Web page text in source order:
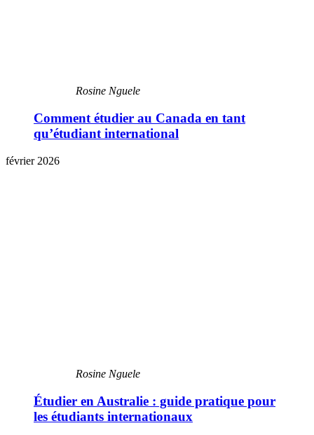
Rosine Nguele
Comment étudier au Canada en tant
qu’étudiant international
février 2026
Rosine Nguele
Étudier en Australie : guide pratique pour
les étudiants internationaux